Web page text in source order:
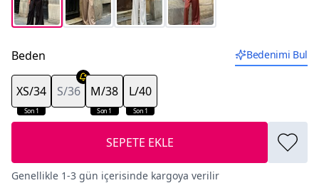
Beden Bedenimi Bul
Son 1
XS/34 S/36
Son 1
M/38
Son 1
L/40
SEPETE EKLE
Genellikle 1-3 gün içerisinde kargoya verilir